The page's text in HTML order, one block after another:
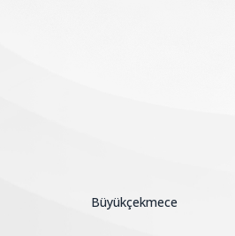
Büyükçekmece